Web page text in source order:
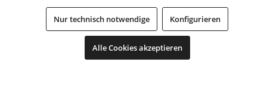
vorbehalten.
* Alle Preise inkl. gesetzl. Mehrwertsteuer zzgl.Versandkosten, wenn
nicht anders angegeben.
Nur technisch notwendige Konfigurieren
Alle Cookies akzeptieren